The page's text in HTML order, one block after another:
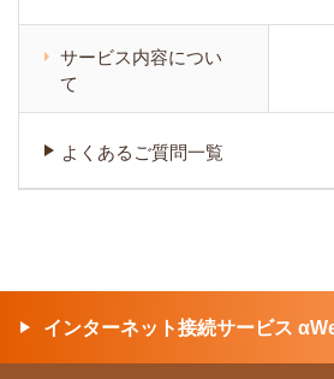
サービス内容につい
て
よくあるご質問一覧
インターネット接続サービス